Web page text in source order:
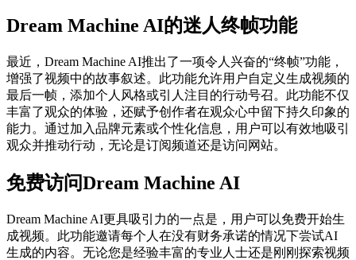
Dream Machine AI的迷人终帧功能
最近，Dream Machine AI推出了一项令人兴奋的“终帧”功能，
增强了视频中的故事叙述。此功能允许用户自定义生成视频的
最后一帧，添加个人风格或引人注目的行动号召。此功能不仅
丰富了观众的体验，还赋予创作者在观众心中留下持久印象的
能力。通过加入品牌元素或个性化信息，用户可以有效地吸引
观众并推动行动，无论是订阅频道还是访问网站。
免费访问Dream Machine AI
Dream Machine AI更具吸引力的一点是，用户可以免费开始生
成视频。此功能邀请每个人在没有财务承诺的情况下尝试AI
生成的内容。无论您是经验丰富的专业人士还是刚刚探索视频